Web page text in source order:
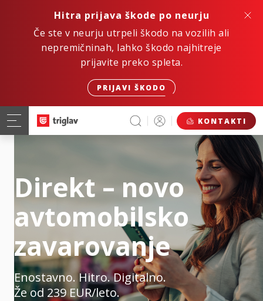
Hitra prijava škode po neurju
Če ste v neurju utrpeli škodo na vozilih ali
nepremičninah, lahko škodo najhitreje
prijavite preko spleta.
PRIJAVI ŠKODO
KONTAKTI
Direkt – novo
avtomobilsko
zavarovanje
Enostavno. Hitro. Digitalno.
Že od 239 EUR/leto.